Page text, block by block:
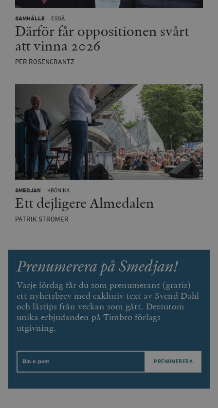
SAMHÄLLE ESSÄ
Därför får oppositionen svårt
att vinna 2026
PER ROSENCRANTZ
SMEDJAN KRÖNIKA
Ett dejligere Almedalen
PATRIK STRÖMER
Prenumerera på Smedjan!
Varje lördag får du som prenumerant (gratis)
ett nyhetsbrev med exklusiv text av Svend Dahl
och lästips från veckan som gått. Dessutom
unika erbjudanden på Timbro förlags
utgivning.
Email